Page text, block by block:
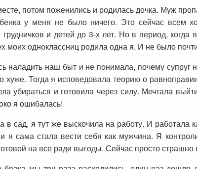
потом поженились и родилась дочка. Муж
у меня не было ничего. Это сейчас всем
грудничков и детей до 3-х лет. Но в период,
моих одноклассниц родила одна я. И не было
наладить наш быт и не понимала, почему
хуже. Тогда я исповедовала теорию о
убираться и готовила через силу. Мечтала
я ошибалась!
в сад, я тут же выскочила на работу. И
и я сама стала вести себя как мужчина. Я
на все ради выгоды. Сейчас просто страшно